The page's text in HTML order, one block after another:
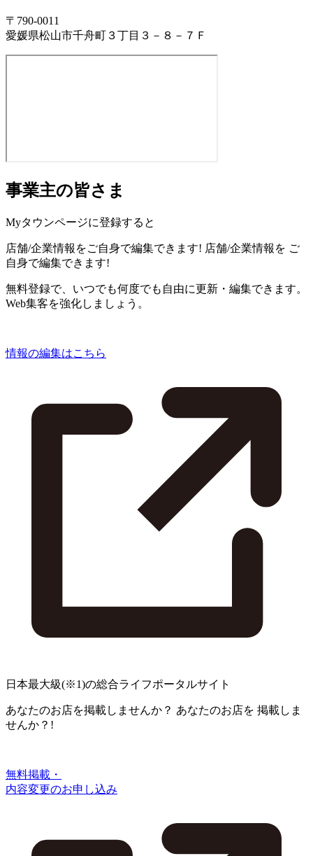
〒790-0011
愛媛県松山市千舟町３丁目３－８－７Ｆ
事業主の皆さま
Myタウンページに登録すると
店舗/企業情報をご自身で編集できます! 店舗/企業情報を ご
自身で編集できます!
無料登録で、いつでも何度でも自由に更新・編集できます。
Web集客を強化しましょう。
情報の編集はこちら
日本最大級(※1)の総合ライフポータルサイト
あなたのお店を掲載しませんか？ あなたのお店を 掲載しま
せんか？!
無料掲載・
内容変更のお申し込み